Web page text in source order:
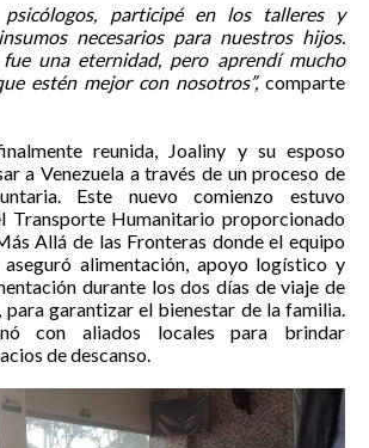
participé en los talleres y
necesarios para nuestros hijos.
fue una eternidad, pero aprendí mucho
estén mejor con nosotros”,comparte
reunida, Joaliny y su esposo
a Venezuela a través de un proceso de
Este nuevo comienzo estuvo
Transporte Humanitario proporcionado
Allá de las Fronteras donde el equipo
alimentación, apoyo logístico y
durante los dos días de viaje de
para garantizar el bienestar de la familia.
con aliados locales para brindar
de descanso.